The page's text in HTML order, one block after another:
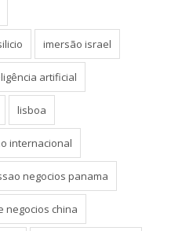
imersão israel
artificial
lisboa
internacional
negocios panama
negocios china